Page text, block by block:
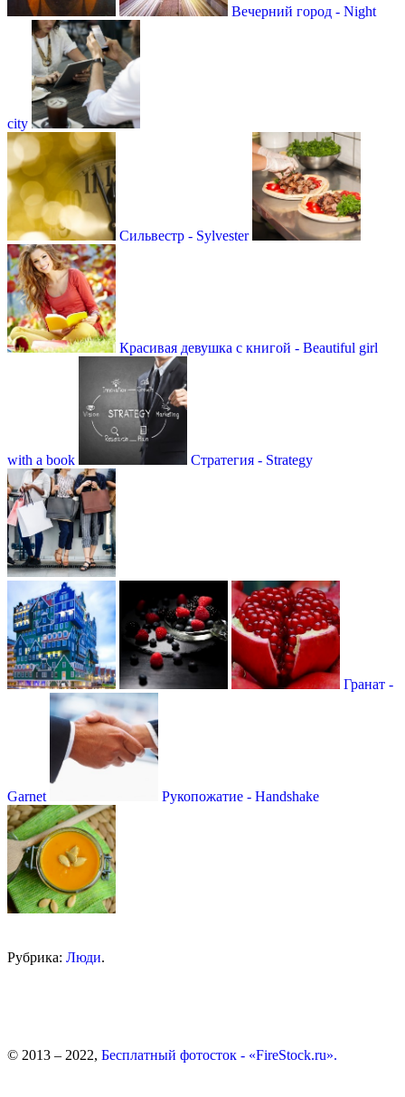
Вечерний город - Night
city
Сильвестр - Sylvester
Красивая девушка с книгой - Beautiful girl
with a book Стратегия - Strategy
Гранат -
Garnet Рукопожатие - Handshake
Рубрика: Люди.
© 2013 – 2022, Бесплатный фотосток - «FireStock.ru».